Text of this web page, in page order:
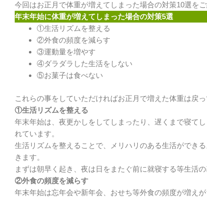
今回はお正月で体重が増えてしまった場合の対策10選をご
年末年始に体重が増えてしまった場合の対策5選
①生活リズムを整える
②外食の頻度を減らす
③運動量を増やす
④ダラダラした生活をしない
⑤お菓子は食べない
これらの事をしていただければお正月で増えた体重は戻
①生活リズムを整える
年末年始は、夜更かしをしてしまったり、遅くまで寝て
れています。
生活リズムを整えることで、メリハリのある生活ができ
きます。
まずは朝早く起き、夜は日をまたぐ前に就寝する等生活
②外食の頻度を減らす
年末年始は忘年会や新年会、おせち等外食の頻度が増えが